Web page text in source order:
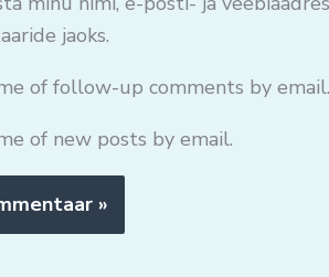
jaoks.
of follow-up comments by email.
of new posts by email.